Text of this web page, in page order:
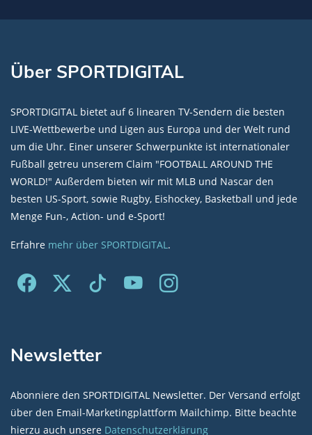
Über SPORTDIGITAL
SPORTDIGITAL bietet auf 6 linearen TV-Sendern die besten
LIVE-Wettbewerbe und Ligen aus Europa und der Welt rund
um die Uhr. Einer unserer Schwerpunkte ist internationaler
Fußball getreu unserem Claim "FOOTBALL AROUND THE
WORLD!" Außerdem bieten wir mit MLB und Nascar den
besten US-Sport, sowie Rugby, Eishockey, Basketball und jede
Menge Fun-, Action- und e-Sport!
Erfahre mehr über SPORTDIGITAL.
Newsletter
Abonniere den SPORTDIGITAL Newsletter. Der Versand erfolgt
über den Email-Marketingplattform Mailchimp. Bitte beachte
hierzu auch unsere Datenschutzerklärung